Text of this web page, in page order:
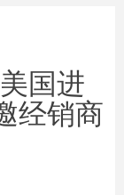
国进
经销商